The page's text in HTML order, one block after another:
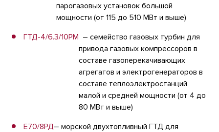
парогазовых установок большой
мощности (от 115 до 510 МВт и выше)
ГТД-4/6.3/10РМ – семейство газовых турбин для
привода газовых компрессоров в
составе газоперекачивающих
агрегатов и электрогенераторов в
составе теплоэлектростанций
малой и средней мощности (от 4 до
80 МВт и выше)
Е70/8РД– морской двухтопливный ГТД для